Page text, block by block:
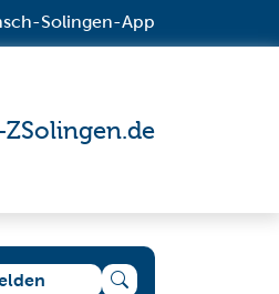
Solingen-App
ZSolingen.de